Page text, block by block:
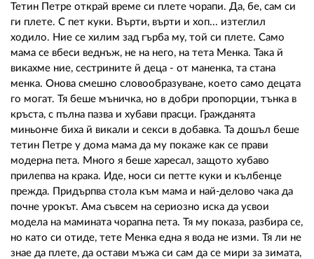
Тетин Петре открай време си плете чорапи. Да, бе, сам си
ги плете. С пет куки. Върти, върти и хоп... изтеглил
ходило. Ние се хилим зад гърба му, той си плете. Само
мама се вбеси веднъж, не на него, на тета Менка. Така й
викахме ние, сестрините й деца - от маненка, та стана
менка. Онова смешно словообразуване, което само децата
го могат. Тя беше мъничка, но в добри пропорции, тънка в
кръста, с пълна пазва и хубави прасци. Гражданята
миньонче биха й викали и секси в добавка. Та дошъл беше
тетин Петре у дома мама да му покаже как се прави
модерна пета. Много я беше харесал, защото хубаво
прилепва на крака. Иде, носи си петте куки и кълбенце
прежда. Придърпва стола към мама и най-делово чака да
почне урокът. Ама съвсем на сериозно иска да усвои
модела на мамината чорапна пета. Тя му показа, разбира се,
но като си отиде, тете Менка една я вода не изми. Тя ли не
знае да плете, да остави мъжа си сам да се мири за зимата,